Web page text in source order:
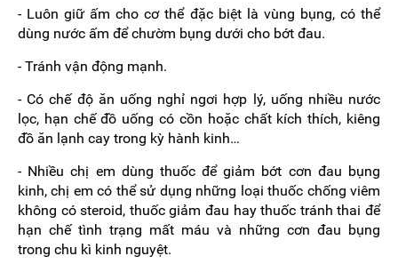
- Luôn giữ ấm cho cơ thể đặc biệt là vùng bụng, có thể
dùng nước ấm để chườm bụng dưới cho bớt đau.
- Tránh vận động mạnh.
- Có chế độ ăn uống nghỉ ngơi hợp lý, uống nhiều nước
lọc, hạn chế đồ uống có cồn hoặc chất kích thích, kiêng
đồ ăn lạnh cay trong kỳ hành kinh…
- Nhiều chị em dùng thuốc để giảm bớt cơn đau bụng
kinh, chị em có thể sử dụng những loại thuốc chống viêm
không có steroid, thuốc giảm đau hay thuốc tránh thai để
hạn chế tình trạng mất máu và những cơn đau bụng
trong chu kì kinh nguyệt.